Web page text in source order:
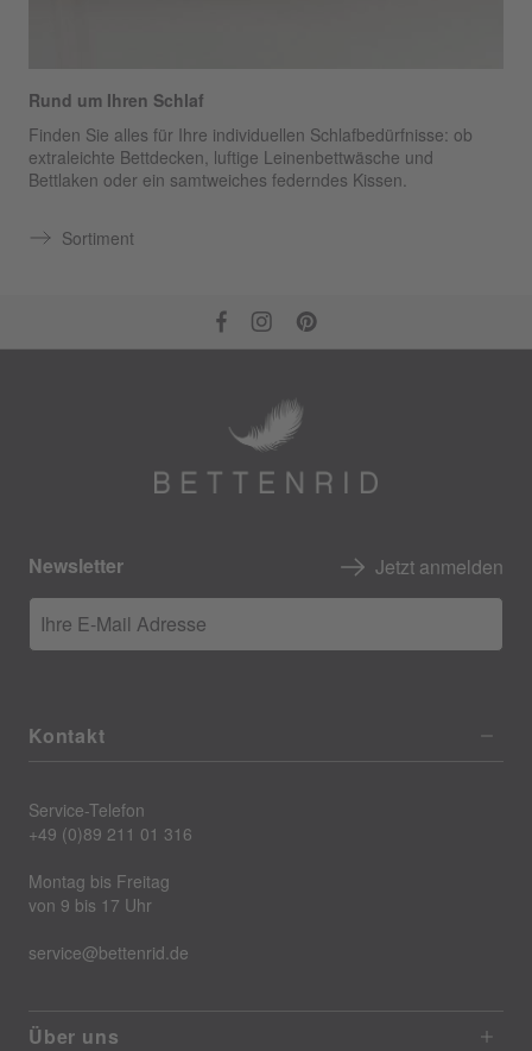
Rund um Ihren Schlaf
Finden Sie alles für Ihre individuellen Schlafbedürfnisse: ob
extraleichte Bettdecken, luftige Leinenbettwäsche und
Bettlaken oder ein samtweiches federndes Kissen.
Sortiment
Newsletter Jetzt anmelden
Ihre E-Mail Adresse
Kontakt
Service-Telefon
+49 (0)89 211 01 316
Montag bis Freitag
von 9 bis 17 Uhr
service@bettenrid.de
Über uns